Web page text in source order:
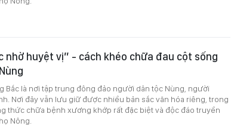
nhờ huyệt vị” - cách khéo chữa đau cột sống
Bắc là nơi tập trung đông đảo người dân tộc Nùng, người
Nơi đây vẫn lưu giữ được nhiều bản sắc văn hóa riêng, trong
thức chữa bệnh xương khớp rất đặc biệt và độc đáo truyền
Nông.